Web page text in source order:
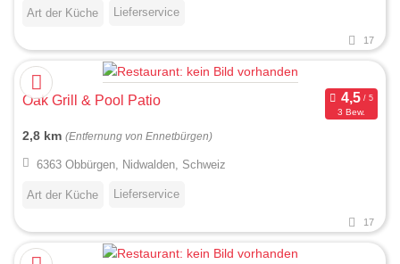
Art der Küche Lieferservice
17
Oak Grill & Pool Patio
3 Bew.
2,8 km (Entfernung von Ennetbürgen)
6363 Obbürgen, Nidwalden, Schweiz
Art der Küche Lieferservice
17